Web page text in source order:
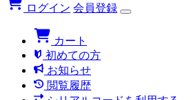
ログイン 会員登録
カート
初めての方
お知らせ
閲覧履歴